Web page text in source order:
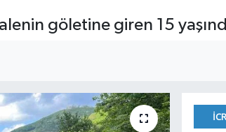
göletine giren 15